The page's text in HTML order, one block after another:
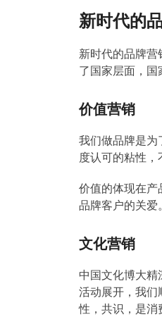
新时代的
新时代的品牌
了国家层面，国
价值营销
我们做品牌是
度认可的粘性，
价值的体现在
品牌客户的关爱。
文化营销
中国文化博大
活动展开，我
性，共识，是消